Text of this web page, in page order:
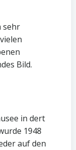
sehr
Bild.
in dert
1948
auf den